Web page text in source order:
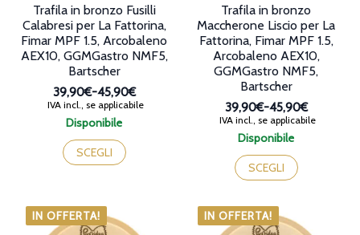
Disponibile
Trafila in bronzo Fusilli
Calabresi per La Fattorina,
Fimar MPF 1.5, Arcobaleno
AEX10, GGMGastro NMF5,
Bartscher
39,90€-45,90€
Fascia
di
da
39,90€
IVA incl., se applicabile
SCEGLI
Questo
prodotto
ha
Le
opzioni
Disponibile
Trafila in bronzo
Maccherone Liscio per La
Fattorina, Fimar MPF 1.5,
Arcobaleno AEX10,
GGMGastro NMF5,
Bartscher
39,90€-45,90€
Fascia
di
da
39,90€
45,90€
IVA incl., se applicabile
SCEGLI
Questo
prodotto
ha
varianti.
Le
IN OFFERTA! IN OFFERTA!